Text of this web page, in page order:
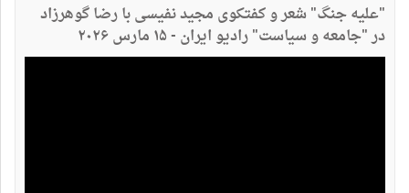
"علیه جنگ" شعر و کفتکوی مجید نفیسی با رضا گوهرزاد
در "جامعه و سیاست" رادیو ایران - ۱۵ مارس ۲۰۲۶